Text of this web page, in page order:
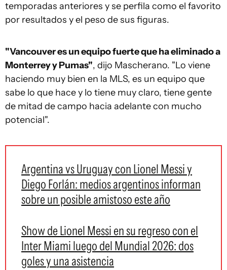
temporadas anteriores y se perfila como el favorito
por resultados y el peso de sus figuras.
"Vancouver es un equipo fuerte que ha eliminado a
Monterrey y Pumas", dijo Mascherano. "Lo viene
haciendo muy bien en la MLS, es un equipo que
sabe lo que hace y lo tiene muy claro, tiene gente
de mitad de campo hacia adelante con mucho
potencial".
Argentina vs Uruguay con Lionel Messi y
Diego Forlán: medios argentinos informan
sobre un posible amistoso este año
Show de Lionel Messi en su regreso con el
Inter Miami luego del Mundial 2026: dos
goles y una asistencia